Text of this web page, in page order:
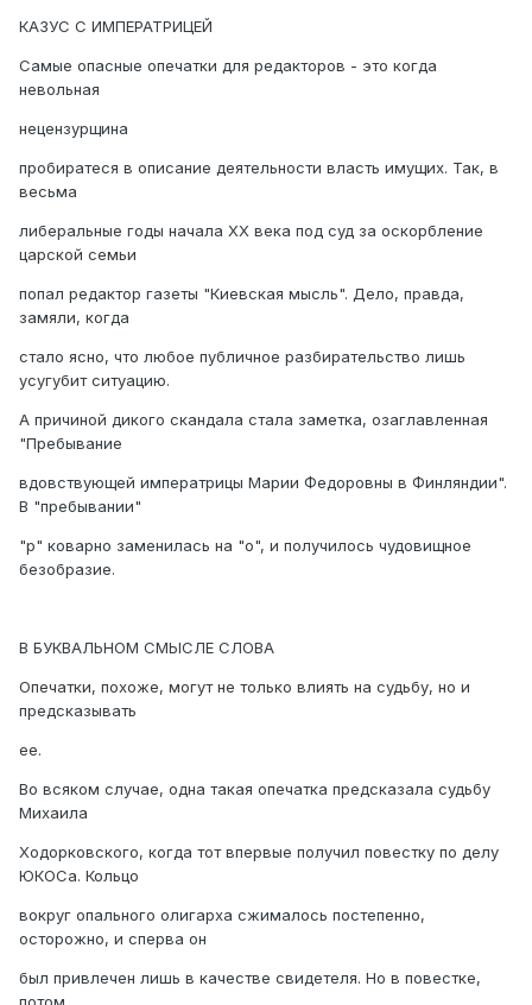
КАЗУС С ИМПЕРАТРИЦЕЙ
Самые опасные опечатки для редакторов - это когда
невольная
нецензурщина
пробиратеся в описание деятельности власть имущих. Так, в
весьма
либеральные годы начала ХХ века под суд за оскорбление
царской семьи
попал редактор газеты "Киевская мысль". Дело, правда,
замяли, когда
стало ясно, что любое публичное разбирательство лишь
усугубит ситуацию.
А причиной дикого скандала стала заметка, озаглавленная
"Пребывание
вдовствующей императрицы Марии Федоровны в Финляндии".
В "пребывании"
"р" коварно заменилась на "о", и получилось чудовищное
безобразие.
В БУКВАЛЬНОМ СМЫСЛЕ СЛОВА
Опечатки, похоже, могут не только влиять на судьбу, но и
предсказывать
ее.
Во всяком случае, одна такая опечатка предсказала судьбу
Михаила
Ходорковского, когда тот впервые получил повестку по делу
ЮКОСа. Кольцо
вокруг опального олигарха сжималось постепенно,
осторожно, и сперва он
был привлечен лишь в качестве свидетеля. Но в повестке,